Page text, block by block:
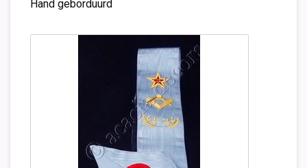
Hand geborduurd